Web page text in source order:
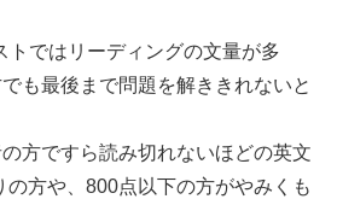
トではリーディングの文量が多
も最後まで問題を解ききれないと
方ですら読み切れないほどの英文
の方や、800点以下の方がやみくも